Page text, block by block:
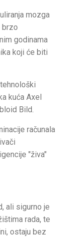
mozga
brzo
godinama
koji će biti
kuća Axel
Bild.
računala
"živa"
ali sigurno je
rada, te
ostaju bez